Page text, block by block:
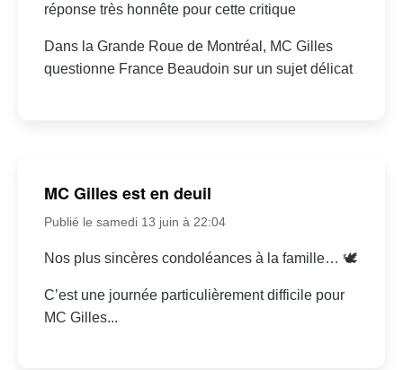
réponse très honnête pour cette critique
Dans la Grande Roue de Montréal, MC Gilles
questionne France Beaudoin sur un sujet délicat
MC Gilles est en deuil
Publié le samedi 13 juin à 22:04
Nos plus sincères condoléances à la famille… 🕊
C’est une journée particulièrement difficile pour
MC Gilles...